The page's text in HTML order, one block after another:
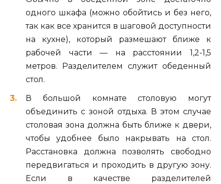
одного шкафа (можно обойтись и без него,
так как все хранится в шаговой доступности
на кухне), который размешают ближе к
рабочей части — на расстоянии 1,2-1,5
метров. Разделителем служит обеденный
стол.
В большой комнате столовую могут
объединить с зоной отдыха. В этом случае
столовая зона должна быть ближе к двери,
чтобы удобнее было накрывать на стол.
Расстановка должна позволять свободно
передвигаться и проходить в другую зону.
Если в качестве разделителей